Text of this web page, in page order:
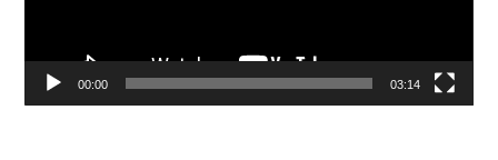
00:00 03:14